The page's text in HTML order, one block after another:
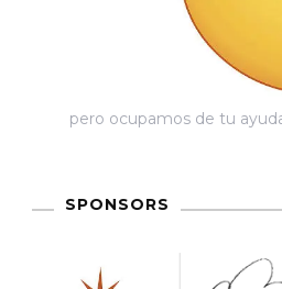
pero ocupamos de tu
SPONSORS